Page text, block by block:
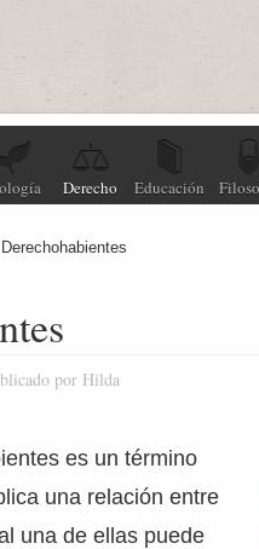
Derecho Educación
Derechohabientes
por Hilda
es un término
una relación entre
una de ellas puede